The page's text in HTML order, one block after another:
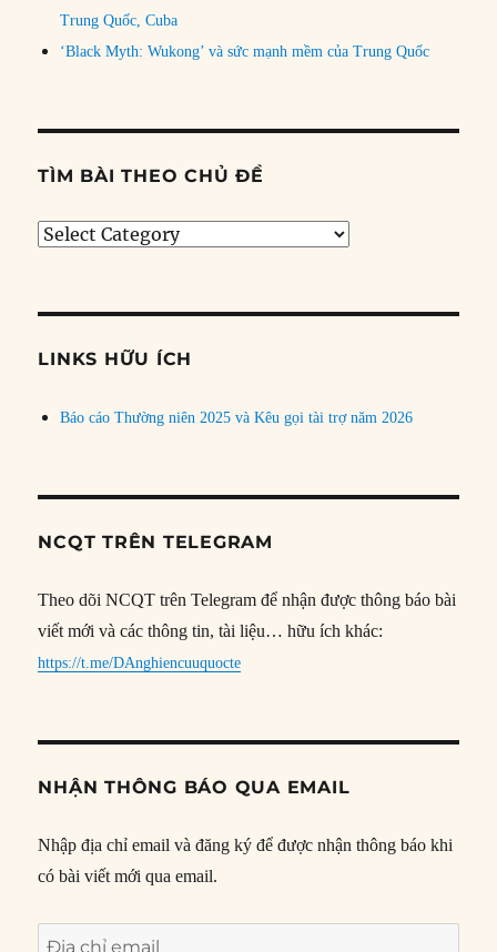
Trung Quốc, Cuba
‘Black Myth: Wukong’ và sức mạnh mềm của Trung Quốc
TÌM BÀI THEO CHỦ ĐỀ
Tìm
đề
LINKS HỮU ÍCH
Báo cáo Thường niên 2025 và Kêu gọi tài trợ năm 2026
NCQT TRÊN TELEGRAM
Theo dõi NCQT trên Telegram để nhận được thông báo bài
viết mới và các thông tin, tài liệu… hữu ích khác:
https://t.me/DAnghiencuuquocte
NHẬN THÔNG BÁO QUA EMAIL
Nhập địa chỉ email và đăng ký để được nhận thông báo khi
có bài viết mới qua email.
Địa